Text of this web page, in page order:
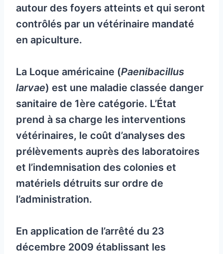
autour des foyers atteints et qui seront
contrôlés par un vétérinaire mandaté
en apiculture.
La Loque américaine (Paenibacillus
larvae) est une maladie classée danger
sanitaire de 1ère catégorie. L’État
prend à sa charge les interventions
vétérinaires, le coût d’analyses des
prélèvements auprès des laboratoires
et l’indemnisation des colonies et
matériels détruits sur ordre de
l’administration.
En application de l’arrêté du 23
décembre 2009 établissant les